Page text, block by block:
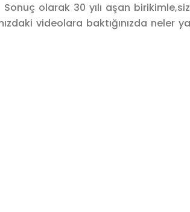
olarak 30 yılı aşan
videolara baktığınızda